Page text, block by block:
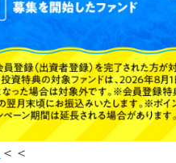
＜＜